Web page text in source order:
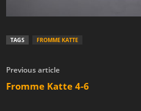
TAGS FROMME KATTE
Previous article
Fromme Katte 4-6